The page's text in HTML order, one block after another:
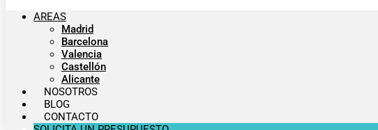
AREAS
Madrid
Barcelona
Valencia
Castellón
Alicante
NOSOTROS
BLOG
CONTACTO